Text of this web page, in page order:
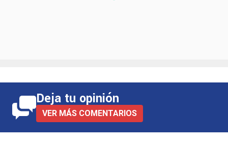
Deja tu opinión
VER MÁS COMENTARIOS